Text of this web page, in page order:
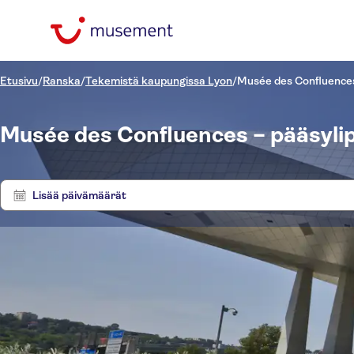
Etusivu/Ranska/Tekemistä kaupungissa Lyon/Musée des
Musée des Confluences –
Lisää päivämäärät
Min. €
NO-PICKUP
E-lippu
Välitön vahvistus
Kategoriat
Nähtävyydet ja opastetut
Aktiviteetin kieli